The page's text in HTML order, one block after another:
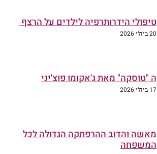
טיפולי הידרותרפיה לילדים על הרצף
20 ביולי 2026
ה "טוסקה" מאת ג'אקומו פוצ'יני
17 ביולי 2026
מאשה והדוב ההרפתקה הגדולה לכל
המשפחה